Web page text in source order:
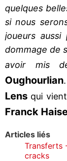
quelques
si nous
joueurs
dommage de
avoir mis
Oughourlian
Lens qui
Franck
Articles liés
Transferts
cracks